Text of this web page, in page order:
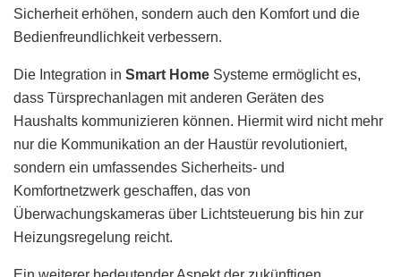
Sicherheit erhöhen, sondern auch den Komfort und die
Bedienfreundlichkeit verbessern.
Die Integration in Smart Home Systeme ermöglicht es,
dass Türsprechanlagen mit anderen Geräten des
Haushalts kommunizieren können. Hiermit wird nicht mehr
nur die Kommunikation an der Haustür revolutioniert,
sondern ein umfassendes Sicherheits- und
Komfortnetzwerk geschaffen, das von
Überwachungskameras über Lichtsteuerung bis hin zur
Heizungsregelung reicht.